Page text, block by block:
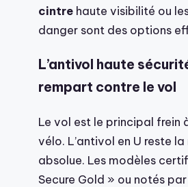
cintre haute visibilité ou
danger sont des options
L’antivol haute
rempart contre le vol
Le vol est le principal frein
vélo. L’antivol en U reste
absolue. Les modèles
Secure Gold » ou notés